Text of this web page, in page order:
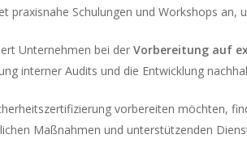
praxisnahe Schulungen und Workshops
Unternehmen bei derVorbereitung auf
interner Audits und die Entwicklung
vorbereiten möchten,
Maßnahmen und unterstützenden